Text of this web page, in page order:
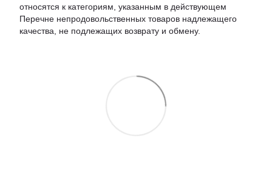
относятся к категориям, указанным в действующем
Перечне непродовольственных товаров надлежащего
качества, не подлежащих возврату и обмену.